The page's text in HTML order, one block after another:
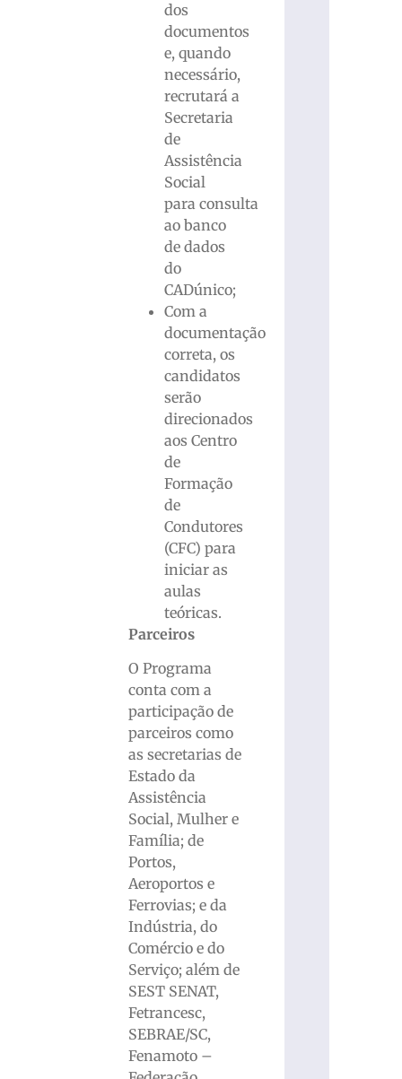
dos
documentos
e, quando
necessário,
recrutará a
Secretaria
de
Assistência
Social
para consulta
ao banco
de dados
do
CADúnico;
Com a
documentação
correta, os
candidatos
serão
direcionados
aos Centro
de
Formação
de
Condutores
(CFC) para
iniciar as
aulas
teóricas.
Parceiros
O Programa
conta com a
participação de
parceiros como
as secretarias de
Estado da
Assistência
Social, Mulher e
Família; de
Portos,
Aeroportos e
Ferrovias; e da
Indústria, do
Comércio e do
Serviço; além de
SEST SENAT,
Fetrancesc,
SEBRAE/SC,
Fenamoto –